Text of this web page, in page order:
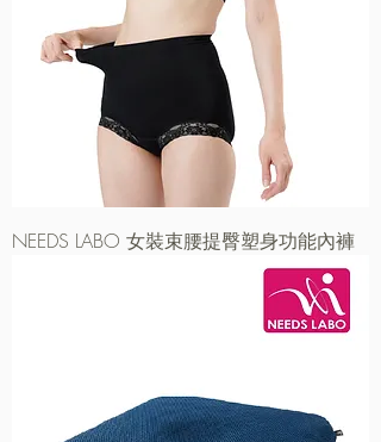
NEEDS LABO 女裝束腰提臀塑身功能內褲